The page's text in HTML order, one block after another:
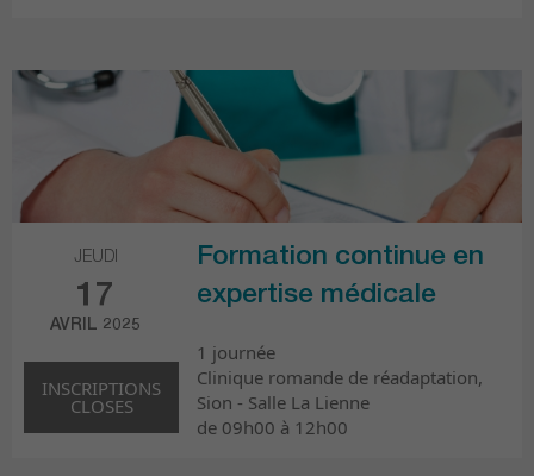
JEUDI
17
AVRIL 2025
INSCRIPTIONS
CLOSES
Formation continue en
expertise médicale
1 journée
Clinique romande de réadaptation,
Sion - Salle La Lienne
de 09h00 à 12h00